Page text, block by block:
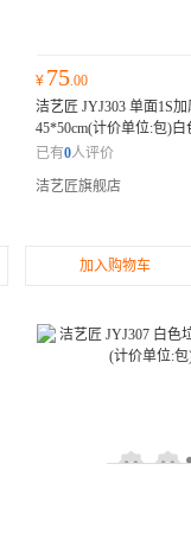
¥ 75.00
洁艺匠 JYJ303 单面1S
45*50cm(计价单位:包)白
不易破；抽绳封口设计
已有0人评价
洁艺匠旗舰店
加入购物车